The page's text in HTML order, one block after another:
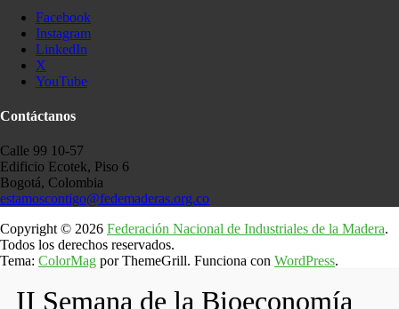
Facebook
Instagram
LinkedIn
X
YouTube
Contáctanos
Calle 99 10-57
Edificio Ecotek, Piso 6
Bogotá, Colombia
estamoscontigo@fedemaderas.org.co
Copyright © 2026 Federación Nacional de Industriales de la Madera.
Todos los derechos reservados.
Tema: ColorMag por ThemeGrill. Funciona con WordPress.
II Semana de la Bioeconomía